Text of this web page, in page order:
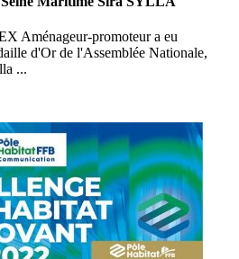
Aménageur-promoteur a eu
d'Or de l'Assemblée Nationale,
...